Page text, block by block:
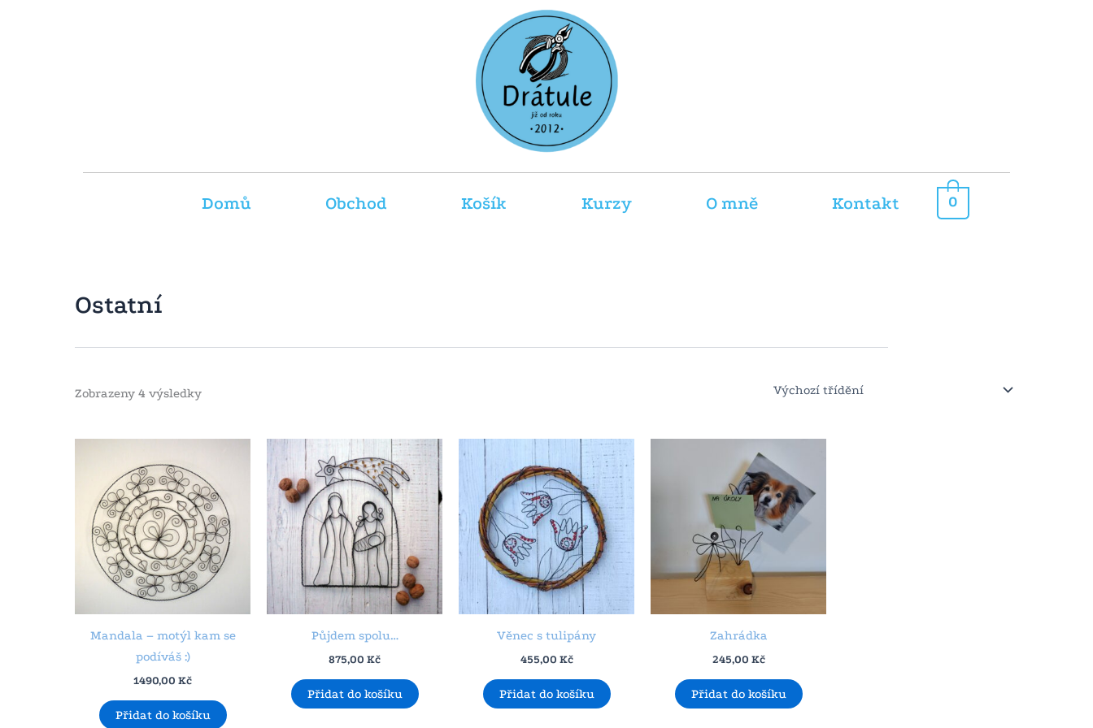
Domů Obchod Košík Kurzy O mně Kontakt 0
Ostatní
Zobrazeny 4 výsledky
Mandala – motýl kam se
podíváš :)
1490,00 Kč
Přidat do košíku
Půjdem spolu…
875,00 Kč
Přidat do košíku
Věnec s tulipány
455,00 Kč
Přidat do košíku
Zahrádka
245,00 Kč
Přidat do košíku